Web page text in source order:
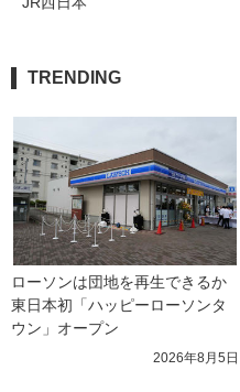
TRENDING
ローソンは団地を再生できるか
東日本初「ハッピーローソンタ
ウン」オープン
2026年8月5日